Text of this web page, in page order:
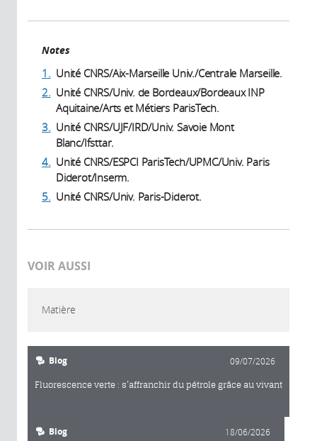
Notes
1. Unité CNRS/Aix-Marseille Univ./Centrale Marseille.
2. Unité CNRS/Univ. de Bordeaux/Bordeaux INP
Aquitaine/Arts et Métiers ParisTech.
3. Unité CNRS/UJF/IRD/Univ. Savoie Mont
Blanc/Ifsttar.
4. Unité CNRS/ESPCI ParisTech/UPMC/Univ. Paris
Diderot/Inserm.
5. Unité CNRS/Univ. Paris-Diderot.
VOIR AUSSI
Matière
Blog 09/07/2026
Fluorescence verte : s’affranchir du pétrole grâce au vivant
Blog 18/06/2026